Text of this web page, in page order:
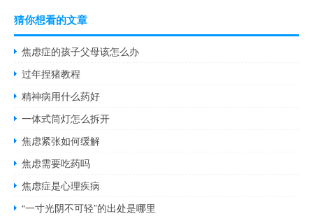
猜你想看的文章
焦虑症的孩子父母该怎么办
过年捏猪教程
精神病用什么药好
一体式筒灯怎么拆开
焦虑紧张如何缓解
焦虑需要吃药吗
焦虑症是心理疾病
“一寸光阴不可轻”的出处是哪里